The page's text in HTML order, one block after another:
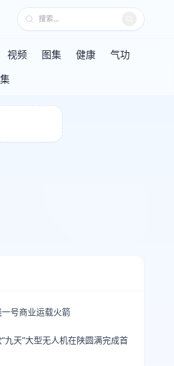
视频 图集 健康
气功
号商业运载火箭
九天”大型无人机在陕圆满完成首